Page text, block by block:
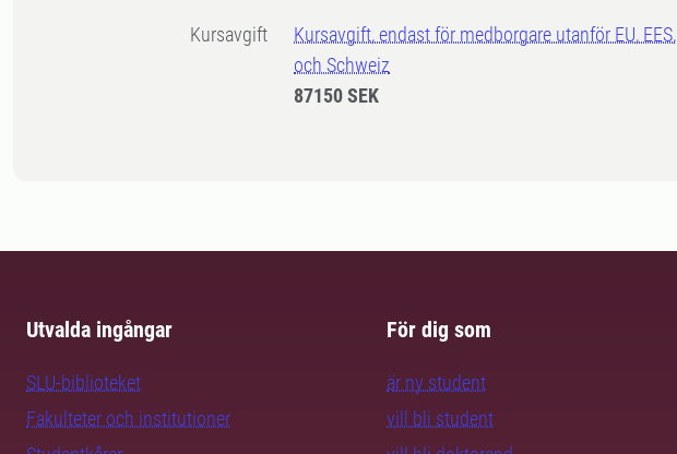
Kursavgift
Kursavgift, endast för medborgare utanför EU, EES,
och Schweiz
87150 SEK
Utvalda ingångar
SLU-biblioteket
Fakulteter och institutioner
För dig som
är ny student
vill bli student